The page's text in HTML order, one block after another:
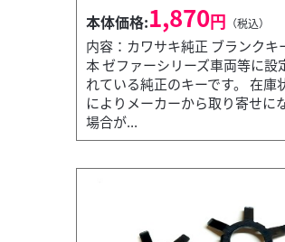
本体価格:1,870円 （税込）
内容：カワサキ純正 ブランクキ
本 ゼファーシリーズ車両等に設
れている純正のキーです。 在庫
によりメーカーから取り寄せに
場合が...